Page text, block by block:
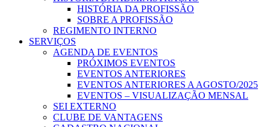
HISTÓRIA DA PROFISSÃO
SOBRE A PROFISSÃO
REGIMENTO INTERNO
SERVIÇOS
AGENDA DE EVENTOS
PRÓXIMOS EVENTOS
EVENTOS ANTERIORES
EVENTOS ANTERIORES A AGOSTO/2025
EVENTOS – VISUALIZAÇÃO MENSAL
SEI EXTERNO
CLUBE DE VANTAGENS